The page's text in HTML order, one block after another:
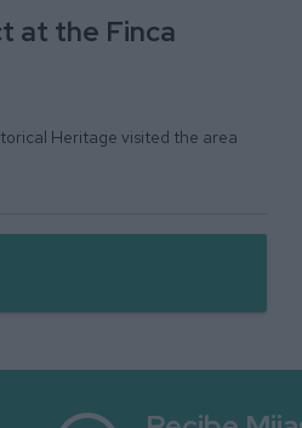
at the Finca
Heritage visited the area